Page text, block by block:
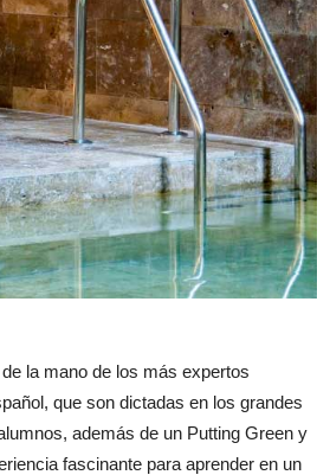
la mano de los más expertos
que son dictadas en los grandes
además de un Putting Green y
fascinante para aprender en un